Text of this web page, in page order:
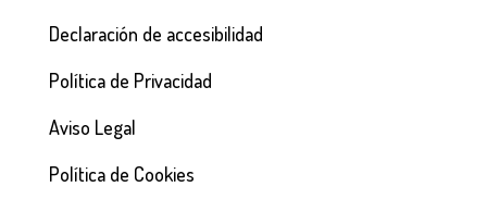
Declaración de accesibilidad
Política de Privacidad
Aviso Legal
Política de Cookies